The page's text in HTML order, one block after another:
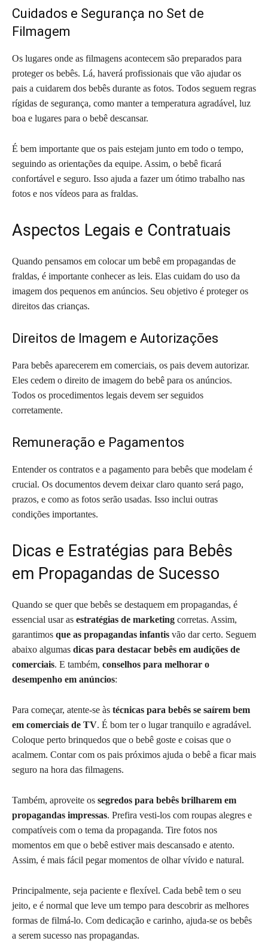
Cuidados e Segurança no Set de
Filmagem
Os lugares onde as filmagens acontecem são preparados para
proteger os bebês. Lá, haverá profissionais que vão ajudar os
pais a cuidarem dos bebês durante as fotos. Todos seguem regras
rígidas de segurança, como manter a temperatura agradável, luz
boa e lugares para o bebê descansar.
É bem importante que os pais estejam junto em todo o tempo,
seguindo as orientações da equipe. Assim, o bebê ficará
confortável e seguro. Isso ajuda a fazer um ótimo trabalho nas
fotos e nos vídeos para as fraldas.
Aspectos Legais e Contratuais
Quando pensamos em colocar um bebê em propagandas de
fraldas, é importante conhecer as leis. Elas cuidam do uso da
imagem dos pequenos em anúncios. Seu objetivo é proteger os
direitos das crianças.
Direitos de Imagem e Autorizações
Para bebês aparecerem em comerciais, os pais devem autorizar.
Eles cedem o direito de imagem do bebê para os anúncios.
Todos os procedimentos legais devem ser seguidos
corretamente.
Remuneração e Pagamentos
Entender os contratos e a pagamento para bebês que modelam é
crucial. Os documentos devem deixar claro quanto será pago,
prazos, e como as fotos serão usadas. Isso inclui outras
condições importantes.
Dicas e Estratégias para Bebês
em Propagandas de Sucesso
Quando se quer que bebês se destaquem em propagandas, é
essencial usar as estratégias de marketing corretas. Assim,
garantimos que as propagandas infantis vão dar certo. Seguem
abaixo algumas dicas para destacar bebês em audições de
comerciais. E também, conselhos para melhorar o
desempenho em anúncios:
Para começar, atente-se às técnicas para bebês se saírem bem
em comerciais de TV. É bom ter o lugar tranquilo e agradável.
Coloque perto brinquedos que o bebê goste e coisas que o
acalmem. Contar com os pais próximos ajuda o bebê a ficar mais
seguro na hora das filmagens.
Também, aproveite os segredos para bebês brilharem em
propagandas impressas. Prefira vesti-los com roupas alegres e
compatíveis com o tema da propaganda. Tire fotos nos
momentos em que o bebê estiver mais descansado e atento.
Assim, é mais fácil pegar momentos de olhar vívido e natural.
Principalmente, seja paciente e flexível. Cada bebê tem o seu
jeito, e é normal que leve um tempo para descobrir as melhores
formas de filmá-lo. Com dedicação e carinho, ajuda-se os bebês
a serem sucesso nas propagandas.